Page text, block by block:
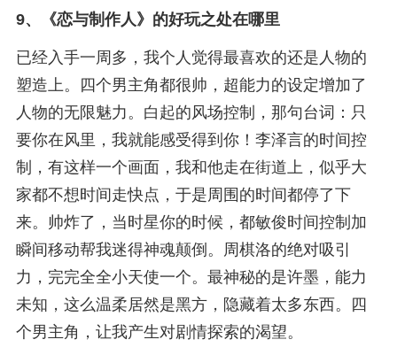
9、 《恋与制作人》的好玩之处在哪里
已经入手一周多，我个人觉得最喜欢的还是人物的
塑造上。四个男主角都很帅，超能力的设定增加了
人物的无限魅力。白起的风场控制，那句台词：只
要你在风里，我就能感受得到你！李泽言的时间控
制，有这样一个画面，我和他走在街道上，似乎大
家都不想时间走快点，于是周围的时间都停了下
来。帅炸了，当时星你的时候，都敏俊时间控制加
瞬间移动帮我迷得神魂颠倒。周棋洛的绝对吸引
力，完完全全小天使一个。最神秘的是许墨，能力
未知，这么温柔居然是黑方，隐藏着太多东西。四
个男主角，让我产生对剧情探索的渴望。